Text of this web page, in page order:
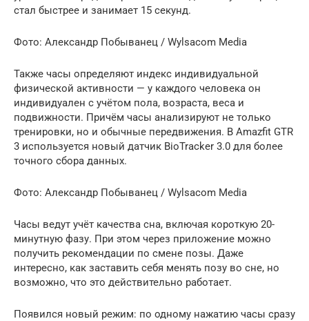
стал быстрее и занимает 15 секунд.
Фото: Александр Побыванец / Wylsacom Media
Также часы определяют индекс индивидуальной
физической активности — у каждого человека он
индивидуален с учётом пола, возраста, веса и
подвижности. Причём часы анализируют не только
тренировки, но и обычные передвижения. В Amazfit GTR
3 используется новый датчик BioTracker 3.0 для более
точного сбора данных.
Фото: Александр Побыванец / Wylsacom Media
Часы ведут учёт качества сна, включая короткую 20-
минутную фазу. При этом через приложение можно
получить рекомендации по смене позы. Даже
интересно, как заставить себя менять позу во сне, но
возможно, что это действительно работает.
Появился новый режим: по одному нажатию часы сразу